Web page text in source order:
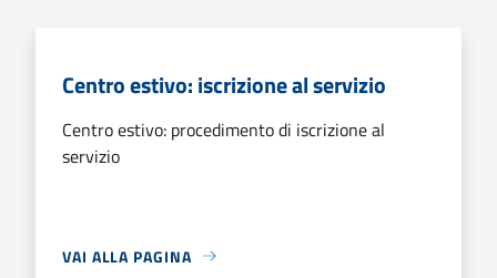
Centro estivo: iscrizione al servizio
Centro estivo: procedimento di iscrizione al
servizio
VAI ALLA PAGINA